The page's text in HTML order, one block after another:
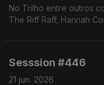
No Trilho entre outros
The Riff Raff, Hannah
Sesssion #446
21 jun. 2026